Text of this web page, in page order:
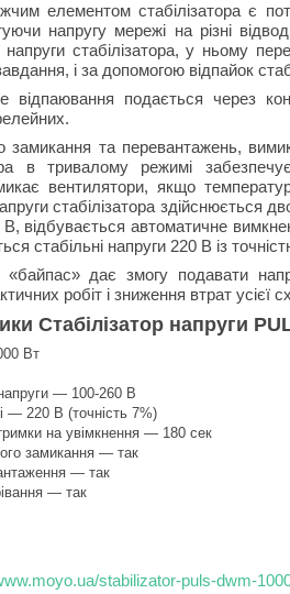
елементом стабілізатора є
напругу мережі на різні
напруги стабілізатора, у ньому
і за допомогою відпайок
відпаювання подається через
замикання та перевантажень,
в тривалому режимі
вентилятори, якщо
стабілізатора
відбувається автоматичне
стабільні напруги 220 В із
дає змогу подавати
робіт і зниження втрат усієї
Стабілізатор напруги
Вт
— 100-260 В
— 220 В (точність 7%)
на увімкнення — 180 сек
замикання — так
— так
— так
stabilizator-puls-dwm-